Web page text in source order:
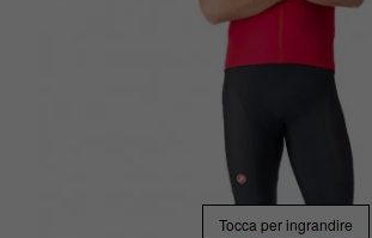
Tocca per ingrandire